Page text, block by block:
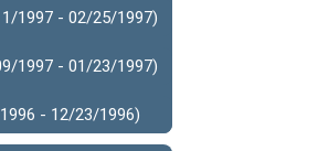
1997 - 02/25/1997)
1997 - 01/23/1997)
- 12/23/1996)